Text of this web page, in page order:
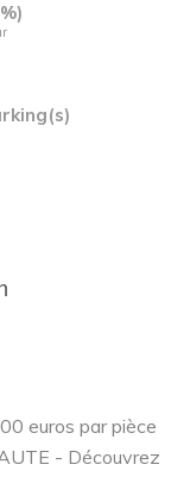
euros par pièce
- Découvrez